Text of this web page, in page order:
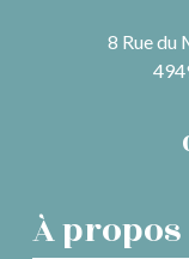
8 Rue du
À propos